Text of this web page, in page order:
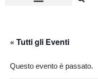
« Tutti gli Eventi
Questo evento è passato.